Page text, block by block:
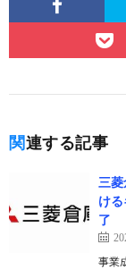
関連する記事
三
け
了
事業